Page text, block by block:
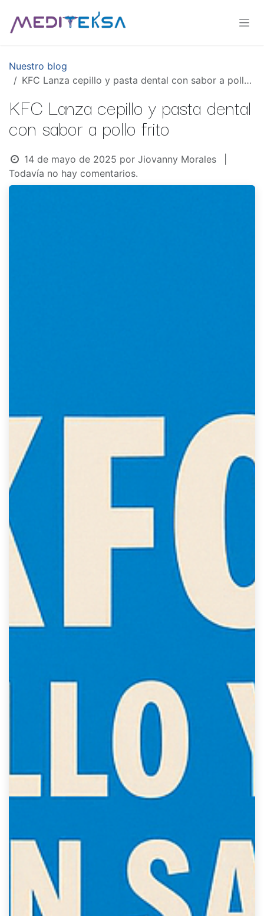
Nuestro blog
KFC Lanza cepillo y pasta dental con sabor a pollo frito
KFC Lanza cepillo y pasta dental
con sabor a pollo frito
14 de mayo de 2025 por Jiovanny Morales
Todavía no hay comentarios.